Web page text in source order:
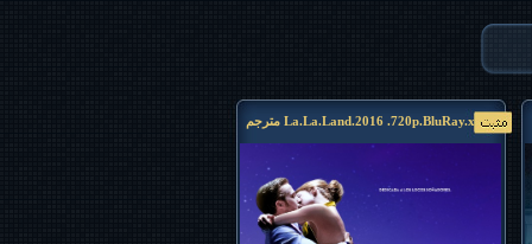
La.La.Land.2016 .720p.BluRay.x265 مترجم